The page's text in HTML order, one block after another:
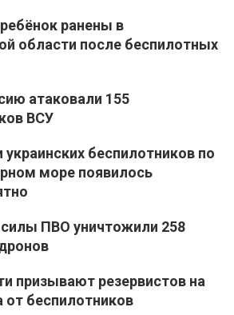
ранены в
области после беспилотных
атаковали 155
ВСУ
украинских беспилотников по
море появилось
ПВО уничтожили 258
призывают резервистов на
от беспилотников